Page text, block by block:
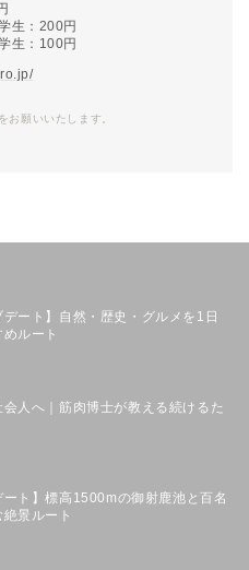
生：200円
生：100円
願いいたします。
デート】自然・歴史・グルメを1日
ルート
人へ｜筋肉博士が教える続けるた
ート】標高1500mの御射鹿池と百名
景ルート